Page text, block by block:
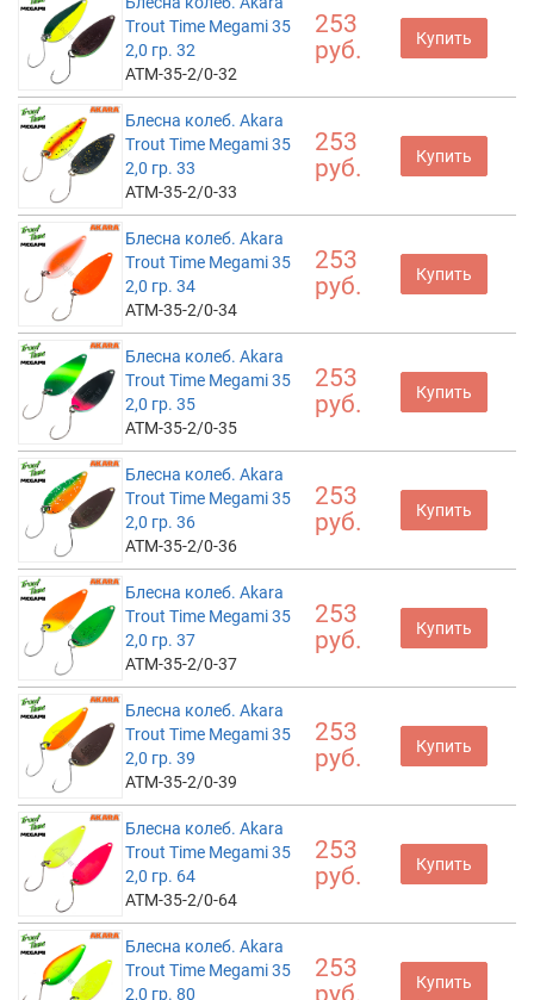
Trout Time Megami 35
2,0 гр. 32
ATM-35-2/0-32
253
руб.
Купить
Блесна колеб. Akara
Trout Time Megami 35
2,0 гр. 33
ATM-35-2/0-33
253
руб.
Купить
Блесна колеб. Akara
Trout Time Megami 35
2,0 гр. 34
ATM-35-2/0-34
253
руб.
Купить
Блесна колеб. Akara
Trout Time Megami 35
2,0 гр. 35
ATM-35-2/0-35
253
руб.
Купить
Блесна колеб. Akara
Trout Time Megami 35
2,0 гр. 36
ATM-35-2/0-36
253
руб.
Купить
Блесна колеб. Akara
Trout Time Megami 35
2,0 гр. 37
ATM-35-2/0-37
253
руб.
Купить
Блесна колеб. Akara
Trout Time Megami 35
2,0 гр. 39
ATM-35-2/0-39
253
руб.
Купить
Блесна колеб. Akara
Trout Time Megami 35
2,0 гр. 64
ATM-35-2/0-64
253
руб.
Купить
Блесна колеб. Akara
Trout Time Megami 35
2,0 гр. 80
253
руб.
Купить